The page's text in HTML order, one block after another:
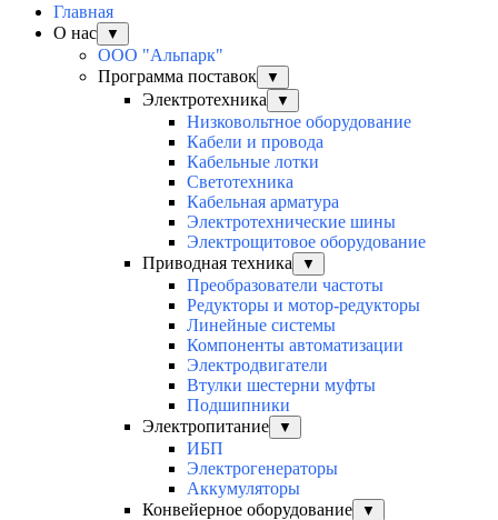
Главная
О нас
▼
ООО "Альпарк"
Программа поставок
▼
Электротехника ▼
Низковольтное оборудование
Кабели и провода
Кабельные лотки
Светотехника
Кабельная арматура
Электротехнические шины
Электрощитовое оборудование
Приводная техника
▼
Преобразователи частоты
Редукторы и мотор-редукторы
Линейные системы
Компоненты автоматизации
Электродвигатели
Втулки шестерни муфты
Подшипники
Электропитание
▼
ИБП
Электрогенераторы
Аккумуляторы
Конвейерное оборудование
▼